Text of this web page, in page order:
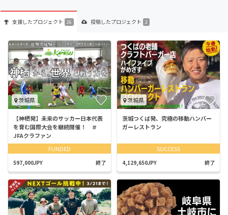
支援したプロジェクト 26 投稿したプロジェクト 2
茨城県
【神栖発】未来のサッカー日本代表
を育む国際大会を継続開催！ ＃
JFAクラファン
FUNDED
597,000JPY 終了
茨城県
茨城つくば発、究極の移動ハンバー
ガーレストラン
SUCCESS
4,129,650JPY 終了